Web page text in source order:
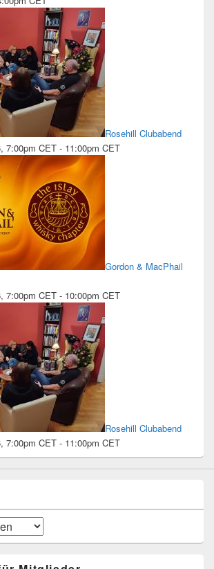
Rosehill Clubabend
7:00pm CET - 11:00pm CET
Gordon & MacPhail
7:00pm CET - 10:00pm CET
Rosehill Clubabend
7:00pm CET - 11:00pm CET